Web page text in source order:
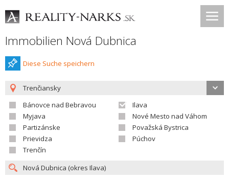
Immobilien Nová Dubnica
Diese Suche speichern
Trenčiansky
Bánovce nad Bebravou
Ilava
Myjava
Nové Mesto nad Váhom
Partizánske
Považská Bystrica
Prievidza
Púchov
Trenčín